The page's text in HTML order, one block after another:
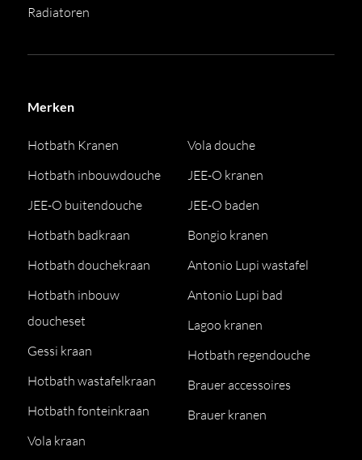
Radiatoren
Merken
Hotbath Kranen
Hotbath inbouwdouche
JEE-O buitendouche
Hotbath badkraan
Hotbath douchekraan
Hotbath inbouw
doucheset
Gessi kraan
Hotbath wastafelkraan
Hotbath fonteinkraan
Vola kraan
Vola douche
JEE-O kranen
JEE-O baden
Bongio kranen
Antonio Lupi wastafel
Antonio Lupi bad
Lagoo kranen
Hotbath regendouche
Brauer accessoires
Brauer kranen